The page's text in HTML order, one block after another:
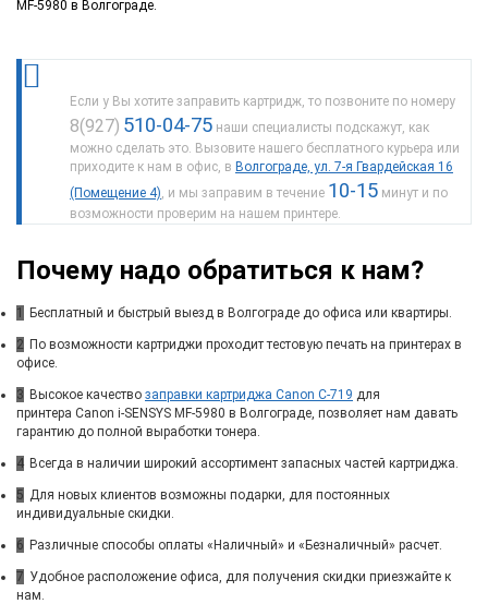
MF-5980 в Волгограде.
Если у Вы хотите заправить картридж, то позвоните по номеру
8(927) 510-04-75 наши специалисты подскажут, как
можно сделать это. Вызовите нашего бесплатного курьера или
приходите к нам в офис, в Волгограде, ул. 7-я Гвардейская 16
(Помещение 4) , и мы заправим в течение 10-15 минут и по
возможности проверим на нашем принтере.
Почему надо обратиться к нам?
1 Бесплатный и быстрый выезд в Волгограде до офиса или квартиры.
2 По возможности картриджи проходит тестовую печать на принтерах в
офисе.
3 Высокое качество заправки картриджа Canon C-719 для
принтера Canon i-SENSYS MF-5980 в Волгограде, позволяет нам давать
гарантию до полной выработки тонера.
4 Всегда в наличии широкий ассортимент запасных частей картриджа.
5 Для новых клиентов возможны подарки, для постоянных
индивидуальные скидки.
6 Различные способы оплаты «Наличный» и «Безналичный» расчет.
7 Удобное расположение офиса, для получения скидки приезжайте к
нам.